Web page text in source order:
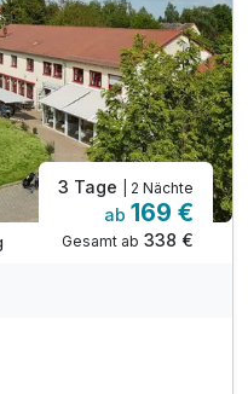
Schach
3 Tage | 2 Nächte
ab 169 €
Gesamt ab 338 €